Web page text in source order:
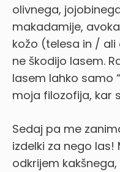
olivnega,
makadamije,
kožo (telesa in /
ne škodijo lasem.
lasem lahko samo
moja filozofija, kar
Sedaj pa me
izdelki za nego
odkrijem